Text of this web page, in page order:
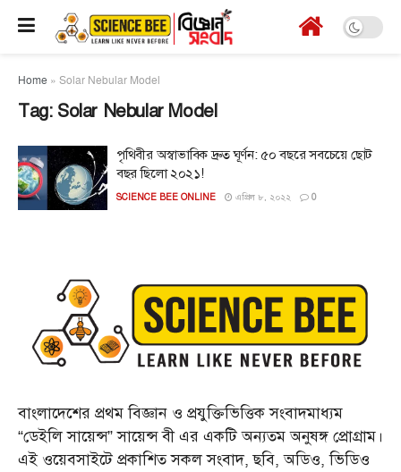
Home » Solar Nebular Model
Tag: Solar Nebular Model
পৃথিবীর অস্বাভাবিক দ্রুত ঘূর্ণন: ৫০ বছরে সবচেয়ে ছোট
বছর ছিলো ২০২১!
SCIENCE BEE ONLINE এপ্রিল ৮, ২০২২ 0
বাংলাদেশের প্রথম বিজ্ঞান ও প্রযুক্তিভিত্তিক সংবাদমাধ্যম
“ডেইলি সায়েন্স” সায়েন্স বী এর একটি অন্যতম অনুষঙ্গ প্রোগ্রাম।
এই ওয়েবসাইটে প্রকাশিত সকল সংবাদ, ছবি, অডিও, ভিডিও